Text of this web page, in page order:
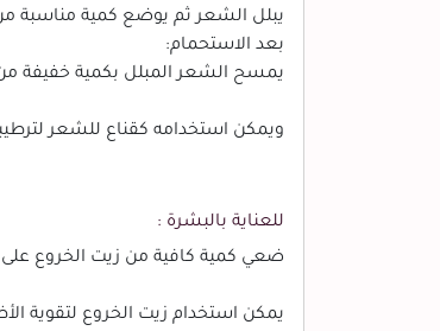
يبلل الشعر ثم يوضع كمية مناسبة من زيت
بعد الاستحمام:
يمسح الشعر المبلل بكمية خفيفة من
ويمكن استخدامه كقناع للشعر
للعناية بالبشرة :
ضعي كمية كافية من زيت الخروع
يمكن استخدام زيت الخروع لتقوية